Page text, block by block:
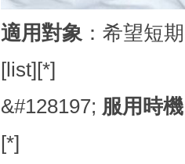
適用對象 ：希望短
[list][*]
&#128197; 服用時機
[*]